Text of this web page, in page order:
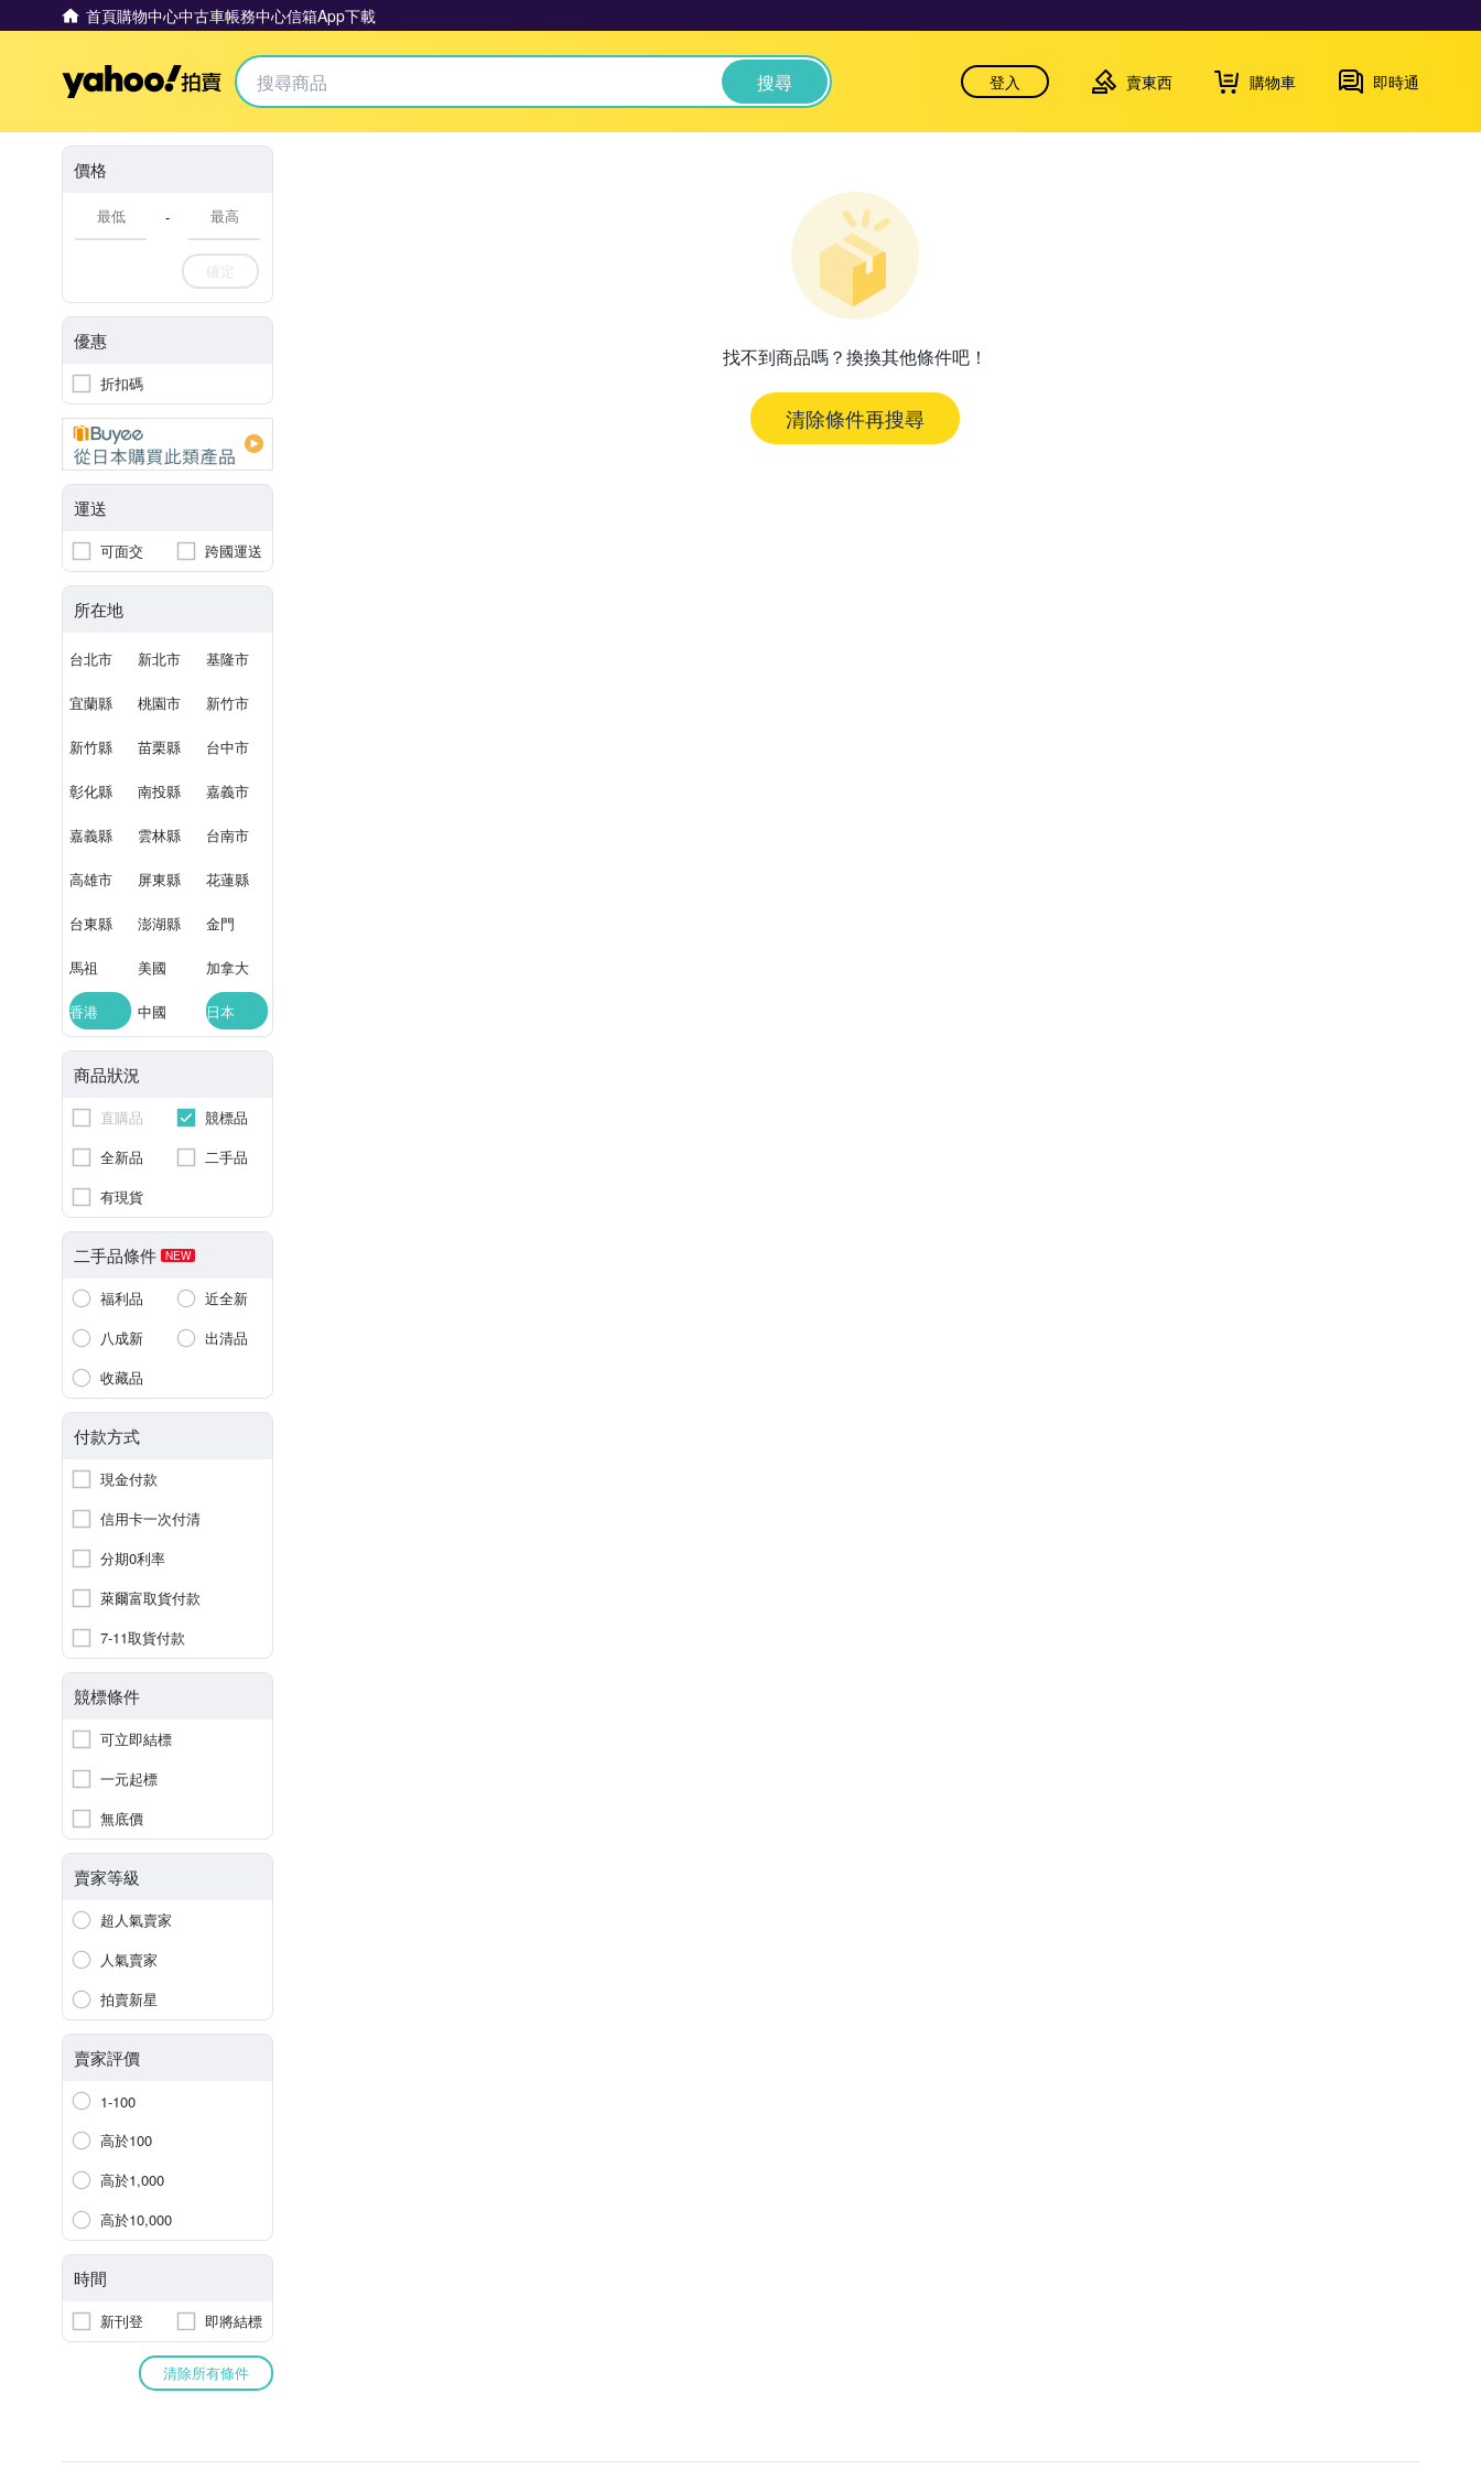
首頁購物中心中古車帳務中心信箱App下載
Yahoo拍賣 搜尋 登入 賣東西 購物車 即時通
價格
-
確定
優惠
折扣碼
運送
可面交 跨國運送
所在地
台北市 新北市 基隆市
宜蘭縣 桃園市 新竹市
新竹縣 苗栗縣 台中市
彰化縣 南投縣 嘉義市
嘉義縣 雲林縣 台南市
高雄市 屏東縣 花蓮縣
台東縣 澎湖縣 金門
馬祖 美國 加拿大
香港 中國 日本
商品狀況
直購品
競標品
全新品
二手品
有現貨
二手品條件 NEW
福利品
近全新
八成新
出清品
收藏品
付款方式
現金付款
信用卡一次付清
分期0利率
萊爾富取貨付款
7-11取貨付款
競標條件
可立即結標
一元起標
無底價
賣家等級
超人氣賣家
人氣賣家
拍賣新星
賣家評價
1-100
高於100
高於1,000
高於10,000
時間
新刊登 即將結標
清除所有條件
找不到商品嗎？換換其他條件吧！
清除條件再搜尋